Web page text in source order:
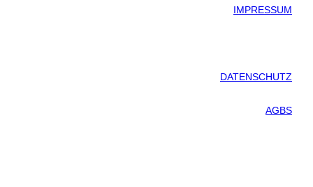
IMPRESSUM
DATENSCHUTZ
AGBS